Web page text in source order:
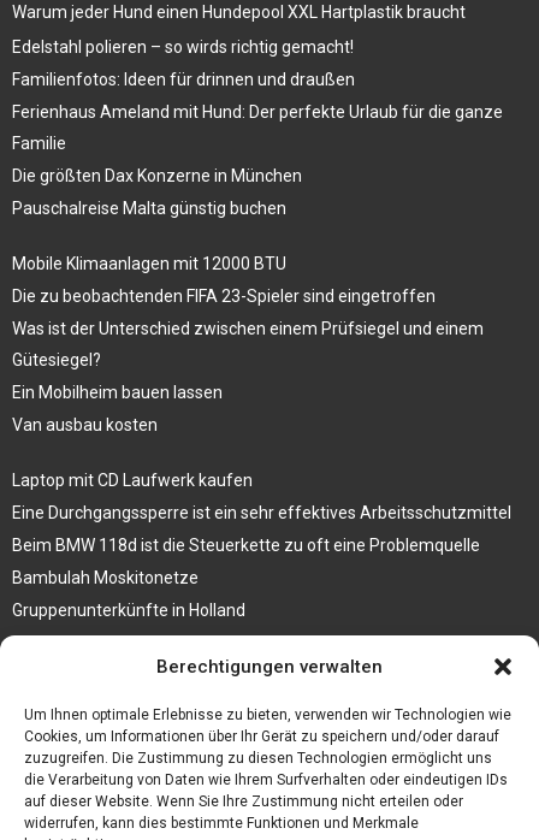
Berechtigungen verwalten
Um Ihnen optimale Erlebnisse zu bieten, verwenden wir Technologien wie
Cookies, um Informationen über Ihr Gerät zu speichern und/oder darauf
zuzugreifen. Die Zustimmung zu diesen Technologien ermöglicht uns
die Verarbeitung von Daten wie Ihrem Surfverhalten oder eindeutigen IDs
auf dieser Website. Wenn Sie Ihre Zustimmung nicht erteilen oder
widerrufen, kann dies bestimmte Funktionen und Merkmale
Warum jeder Hund einen Hundepool XXL Hartplastik braucht
Edelstahl polieren – so wirds richtig gemacht!
Familienfotos: Ideen für drinnen und draußen
Ferienhaus Ameland mit Hund: Der perfekte Urlaub für die ganze
Familie
Die größten Dax Konzerne in München
Pauschalreise Malta günstig buchen
Mobile Klimaanlagen mit 12000 BTU
Die zu beobachtenden FIFA 23-Spieler sind eingetroffen
Was ist der Unterschied zwischen einem Prüfsiegel und einem
Gütesiegel?
Ein Mobilheim bauen lassen
Van ausbau kosten
Laptop mit CD Laufwerk kaufen
Eine Durchgangssperre ist ein sehr effektives Arbeitsschutzmittel
Beim BMW 118d ist die Steuerkette zu oft eine Problemquelle
Bambulah Moskitonetze
Gruppenunterkünfte in Holland
Jutebeutel kaufen und ihre Strapazierfähigkeit nutzen
Personalhandbuch
10 Tipps um einen guten Eindruck zu machen
Sahnemaschine